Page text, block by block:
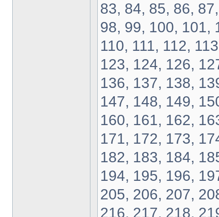
83, 84, 85, 86,
98, 99, 100, 101,
110, 111, 112,
123, 124, 126,
136, 137, 138,
147, 148, 149,
160, 161, 162,
171, 172, 173,
182, 183, 184,
194, 195, 196,
205, 206, 207,
216, 217, 218,